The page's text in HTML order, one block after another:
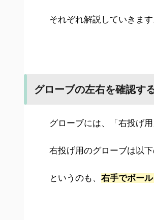
それぞれ解説していきます
グローブの左右を確認す
グローブには、「右投げ
右投げ用のグローブは以
というのも、 右手でボー